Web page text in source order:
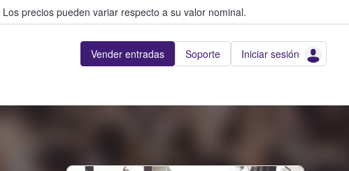
Los precios pueden variar respecto a su valor nominal.
Vender entradas Soporte Iniciar sesión